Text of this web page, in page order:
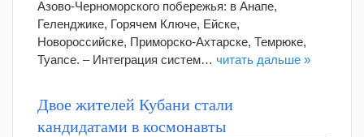
Азово-Черноморского побережья: в Анапе,
Геленджике, Горячем Ключе, Ейске,
Новороссийске, Приморско-Ахтарске, Темрюке,
Туапсе. – Интеграция систем… читать дальше »
Двое жителей Кубани стали
кандидатами в космонавты